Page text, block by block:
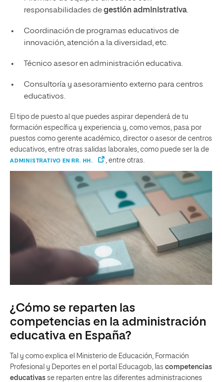
responsabilidades degestión administrativa.
Coordinación de programas educativos de
innovación, atención a la diversidad, etc.
Técnico asesor en administración educativa.
Consultoría y asesoramiento externo para centros
educativos.
El tipo de puesto al que puedes aspirar dependerá de tu
formación específica y experiencia y, como vemos, pasa por
puestos como gerente académico, director o asesor de centros
educativos, entre otras salidas laborales, como puede ser la de
ADMINISTRATIVO EN RR. HH. , entre otras.
¿Cómo se reparten las
competencias en la administración
educativa en España?
Tal y como explica el Ministerio de Educación, Formación
Profesional y Deportes en el portal Educagob, las competencias
educativas se reparten entre las diferentes administraciones